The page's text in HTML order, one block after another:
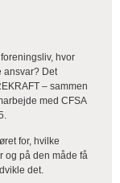
hvor
ansvar? Det
– sammen
med CFSA
for, hvilke
og på den måde få
det.